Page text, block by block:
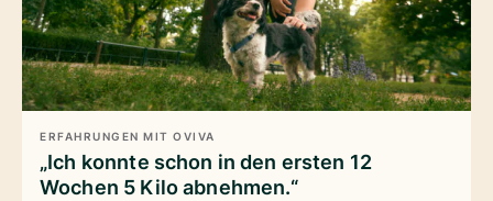
ERFAHRUNGEN MIT OVIVA
„Ich konnte schon in den ersten 12
Wochen 5 Kilo abnehmen.“